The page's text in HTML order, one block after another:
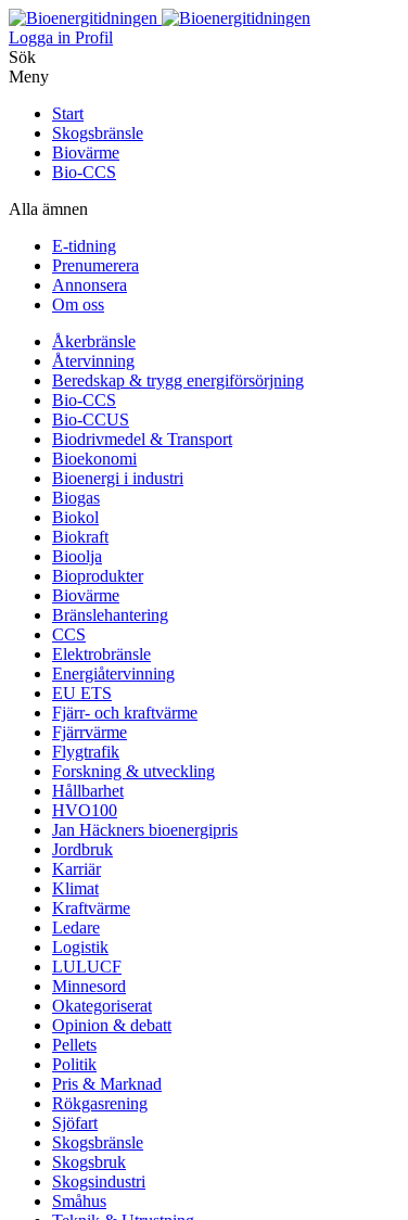
Logga in Profil
Sök
Meny
Start
Skogsbränsle
Biovärme
Bio-CCS
Alla ämnen
E-tidning
Prenumerera
Annonsera
Om oss
Åkerbränsle
Återvinning
Beredskap & trygg energiförsörjning
Bio-CCS
Bio-CCUS
Biodrivmedel & Transport
Bioekonomi
Bioenergi i industri
Biogas
Biokol
Biokraft
Bioolja
Bioprodukter
Biovärme
Bränslehantering
CCS
Elektrobränsle
Energiåtervinning
EU ETS
Fjärr- och kraftvärme
Fjärrvärme
Flygtrafik
Forskning & utveckling
Hållbarhet
HVO100
Jan Häckners bioenergipris
Jordbruk
Karriär
Klimat
Kraftvärme
Ledare
Logistik
LULUCF
Minnesord
Okategoriserat
Opinion & debatt
Pellets
Politik
Pris & Marknad
Rökgasrening
Sjöfart
Skogsbränsle
Skogsbruk
Skogsindustri
Småhus